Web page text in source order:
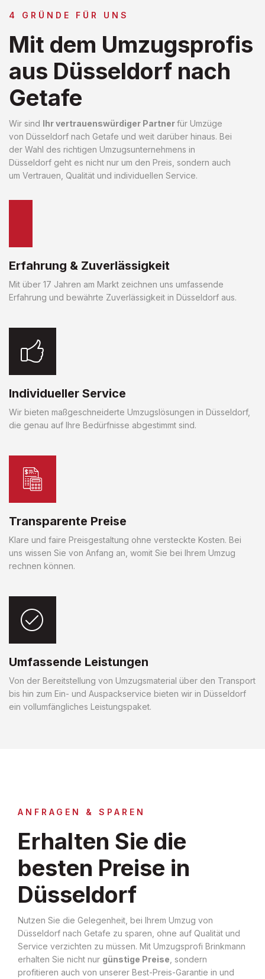
4 GRÜNDE FÜR UNS
Mit dem Umzugsprofis
aus Düsseldorf nach
Getafe
Wir sind Ihr vertrauenswürdiger Partnerfür Umzüge
von Düsseldorf nach Getafe und weit darüber hinaus. Bei
der Wahl des richtigen Umzugsunternehmens in
Düsseldorf geht es nicht nur um den Preis, sondern auch
um Vertrauen, Qualität und individuellen Service.
Erfahrung & Zuverlässigkeit
Mit über 17 Jahren am Markt zeichnen uns umfassende
Erfahrung und bewährte Zuverlässigkeit in Düsseldorf aus.
Individueller Service
Wir bieten maßgeschneiderte Umzugslösungen in Düsseldorf,
die genau auf Ihre Bedürfnisse abgestimmt sind.
Transparente Preise
Klare und faire Preisgestaltung ohne versteckte Kosten. Bei
uns wissen Sie von Anfang an, womit Sie bei Ihrem Umzug
rechnen können.
Umfassende Leistungen
Von der Bereitstellung von Umzugsmaterial über den Transport
bis hin zum Ein- und Auspackservice bieten wir in Düsseldorf
ein vollumfängliches Leistungspaket.
ANFRAGEN & SPAREN
Erhalten Sie die
besten Preise in
Düsseldorf
Nutzen Sie die Gelegenheit, bei Ihrem Umzug von
Düsseldorf nach Getafe zu sparen, ohne auf Qualität und
Service verzichten zu müssen. Mit Umzugsprofi Brinkmann
erhalten Sie nicht nur günstige Preise , sondern
profitieren auch von unserer Best-Preis-Garantie in und